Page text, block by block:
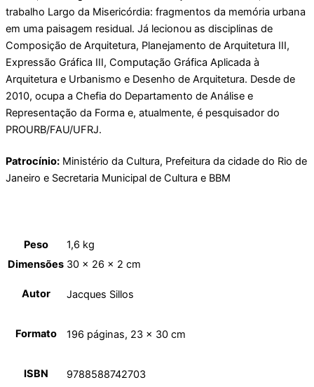
trabalho Largo da Misericórdia: fragmentos da memória urbana
em uma paisagem residual. Já lecionou as disciplinas de
Composição de Arquitetura, Planejamento de Arquitetura III,
Expressão Gráfica III, Computação Gráfica Aplicada à
Arquitetura e Urbanismo e Desenho de Arquitetura. Desde de
2010, ocupa a Chefia do Departamento de Análise e
Representação da Forma e, atualmente, é pesquisador do
PROURB/FAU/UFRJ.
Patrocínio: Ministério da Cultura, Prefeitura da cidade do Rio de
Janeiro e Secretaria Municipal de Cultura e BBM
Peso
1,6 kg
Dimensões 30 × 26 × 2 cm
Autor Jacques Sillos
Formato 196 páginas, 23 x 30 cm
ISBN 9788588742703